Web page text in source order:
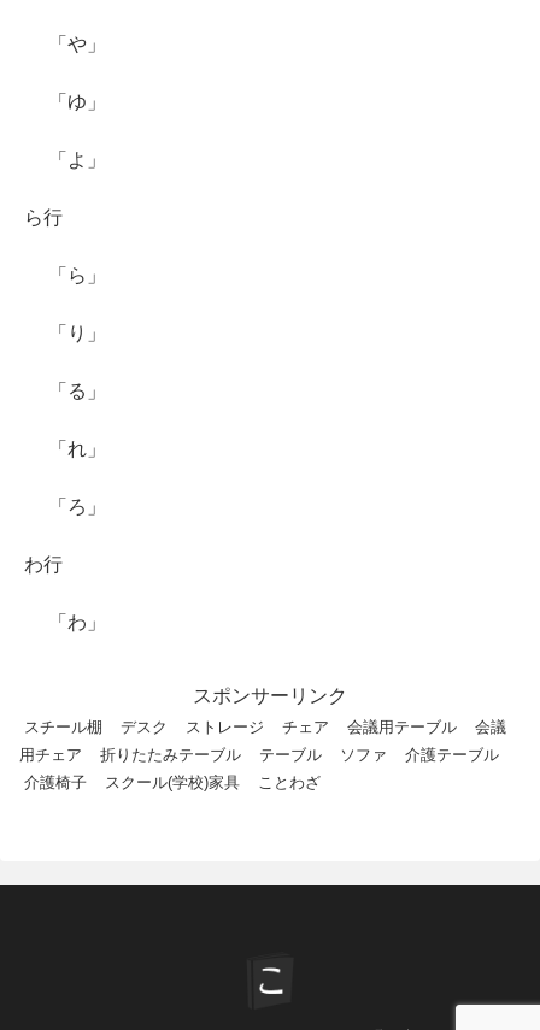
「や」
「ゆ」
「よ」
ら行
「ら」
「り」
「る」
「れ」
「ろ」
わ行
「わ」
スポンサーリンク
スチール棚 デスク ストレージ チェア 会議用テーブル
会議
用チェア
折りたたみテーブル テーブル ソファ
介護テーブル
介護椅子
スクール(学校)家具 ことわざ